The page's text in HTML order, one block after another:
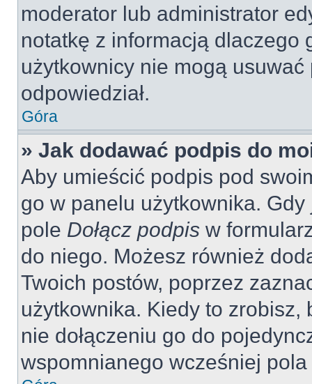
moderator lub administrator
notatkę z informacją dlaczego
użytkownicy nie mogą
odpowiedział.
Góra
» Jak dodawać podpis do
Aby umieścić podpis pod
go w panelu użytkownika.
pole Dołącz podpis w
do niego. Możesz również
Twoich postów, poprzez
użytkownika. Kiedy to zrobisz,
nie dołączeniu go do
wspomnianego wcześniej